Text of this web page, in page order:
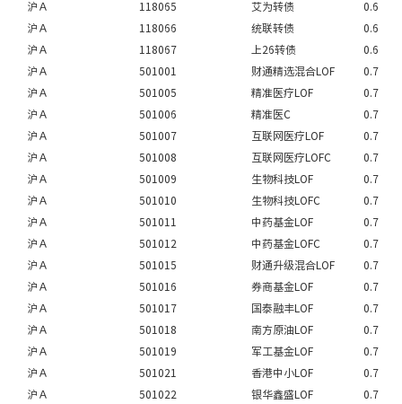
沪Ａ
118065 艾为转债
0.6
沪Ａ
118066 统联转债
0.6
沪Ａ
118067 上26转债
0.6
沪Ａ
501001 财通精选混合LOF
0.7
沪Ａ
501005 精准医疗LOF
0.7
沪Ａ
501006 精准医C
0.7
沪Ａ
501007 互联网医疗LOF
0.7
沪Ａ
501008 互联网医疗LOFC
0.7
沪Ａ
501009 生物科技LOF
0.7
沪Ａ
501010 生物科技LOFC
0.7
沪Ａ
501011 中药基金LOF
0.7
沪Ａ
501012 中药基金LOFC
0.7
沪Ａ
501015 财通升级混合LOF
0.7
沪Ａ
501016 券商基金LOF
0.7
沪Ａ
501017 国泰融丰LOF
0.7
沪Ａ
501018 南方原油LOF
0.7
沪Ａ
501019 军工基金LOF
0.7
沪Ａ
501021 香港中小LOF
0.7
沪Ａ
501022 银华鑫盛LOF
0.7